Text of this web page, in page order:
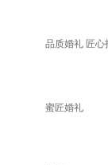
品质婚礼 匠心
蜜匠婚礼